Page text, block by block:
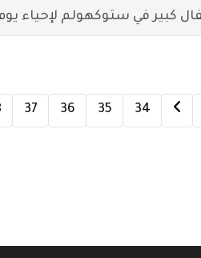
كبير في ستوكهولم لإحياء
34
35
36
37